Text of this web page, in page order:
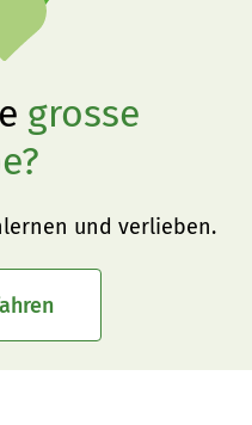
grosse
und verlieben.